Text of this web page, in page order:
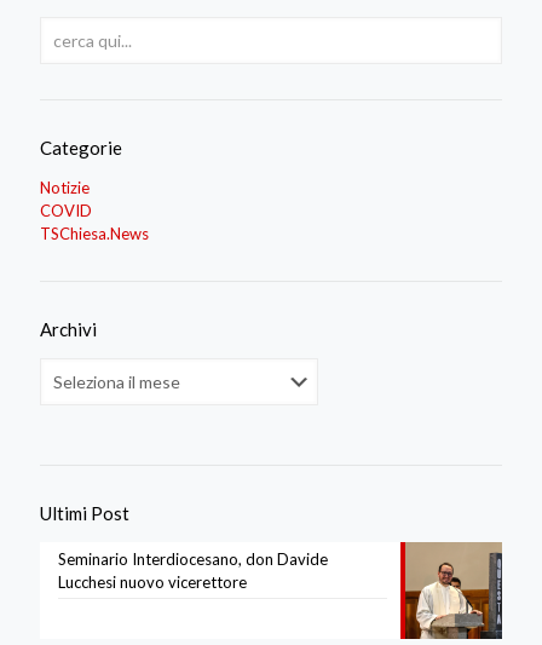
Categorie
Notizie
COVID
TSChiesa.News
Archivi
Ultimi Post
Seminario Interdiocesano, don Davide
Lucchesi nuovo vicerettore